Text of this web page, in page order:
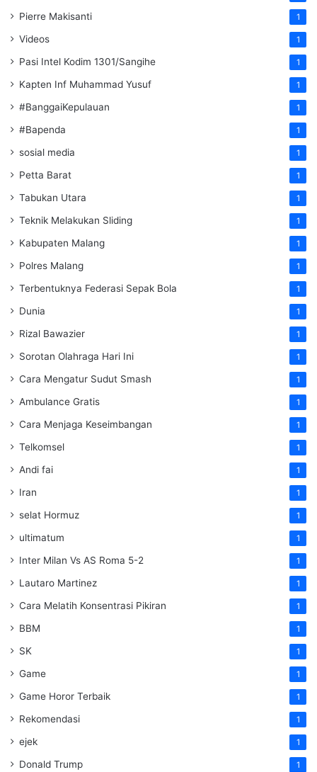
Pierre Makisanti 1
Videos 1
Pasi Intel Kodim 1301/Sangihe 1
Kapten Inf Muhammad Yusuf 1
#BanggaiKepulauan 1
#Bapenda 1
sosial media 1
Petta Barat 1
Tabukan Utara 1
Teknik Melakukan Sliding 1
Kabupaten Malang 1
Polres Malang 1
Terbentuknya Federasi Sepak Bola 1
Dunia 1
Rizal Bawazier 1
Sorotan Olahraga Hari Ini 1
Cara Mengatur Sudut Smash 1
Ambulance Gratis 1
Cara Menjaga Keseimbangan 1
Telkomsel 1
Andi fai 1
Iran 1
selat Hormuz 1
ultimatum 1
Inter Milan Vs AS Roma 5-2 1
Lautaro Martinez 1
Cara Melatih Konsentrasi Pikiran 1
BBM 1
SK 1
Game 1
Game Horor Terbaik 1
Rekomendasi 1
ejek 1
Donald Trump 1